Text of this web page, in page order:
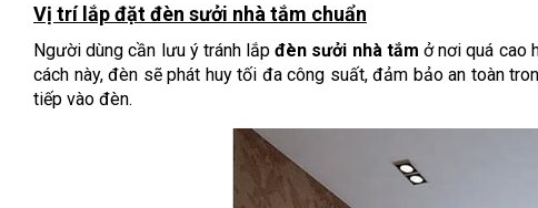
Vị trí lắp đặt đèn sưởi nhà tắm chuẩn
Người dùng cần lưu ý tránh lắpđèn sưởi nhà tắmở nơi quá cao
cách này, đèn sẽ phát huy tối đa công suất, đảm bảo an toàn
tiếp vào đèn.